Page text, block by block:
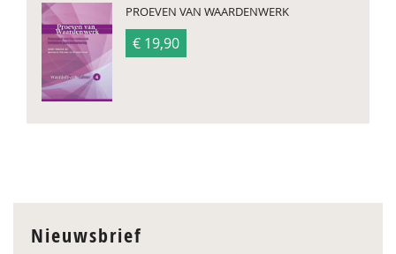
PROEVEN VAN WAARDENWERK
€ 19,90
Nieuwsbrief